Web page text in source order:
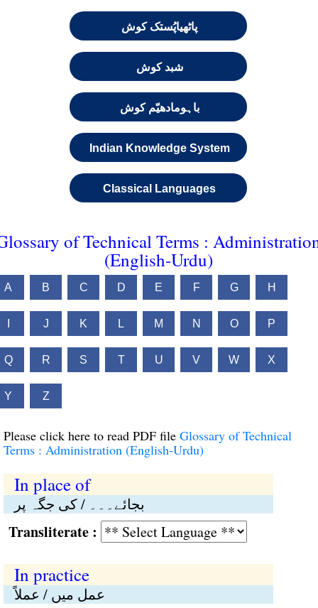
پاٹھیاپُستک کوش
شبد کوش
باہومادھیّم کوش
Indian Knowledge System
Classical Languages
of Technical Terms :
(English-Urdu)
A B C D E F G H
J K L M N O P
Q R S T U V W X
Y Z
Please click here to read PDF file Glossary of Technical
Terms : Administration (English-Urdu)
In place of
بجائے۔۔۔ / کی جگہ پر
:
In practice
عمل میں / عملاً